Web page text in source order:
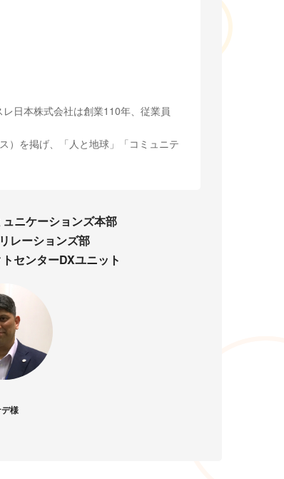
日本株式会社は創業110年、従業員
）を掲げ、「人と地球」「コミュニテ
ニケーションズ本部
レーションズ部
センターDXユニット
様